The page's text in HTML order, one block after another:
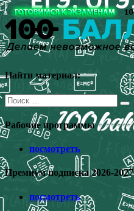
Перейти
к
содержимому
Найти материал:
Поиск
для:
Рабочие программы
посмотреть
Премиум подписка 2026-2027
посмотреть